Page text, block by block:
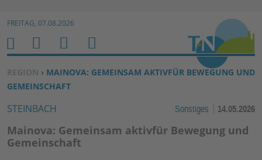
Zum Inhalt springen ↓
FREITAG, 07.08.2026
SIE BEFINDEN SICH HIER:
REGION › MAINOVA: GEMEINSAM AKTIVFÜR BEWEGUNG UND
GEMEINSCHAFT
STEINBACH Sonstiges 14.05.2026
Mainova: Gemeinsam aktivfür Bewegung und
Gemeinschaft
H
O
M
E
M
E
N
U
S
U
C
N
B
E
Z